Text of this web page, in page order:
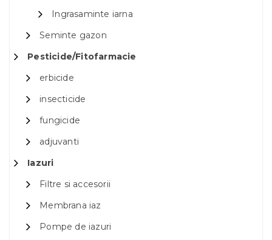
Ingrasaminte iarna
Seminte gazon
Pesticide/Fitofarmacie
erbicide
insecticide
fungicide
adjuvanti
Iazuri
Filtre si accesorii
Membrana iaz
Pompe de iazuri